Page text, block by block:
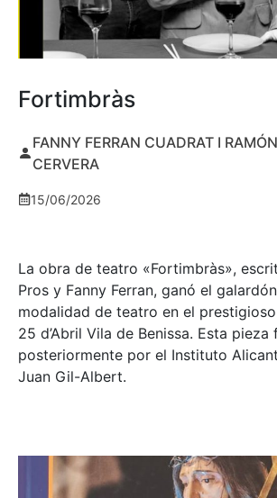
Fortimbràs
FANNY FERRAN CUADRAT I
CERVERA
15/06/2026
La obra de teatro «Fortimbràs»,
Pros y Fanny Ferran, ganó el
modalidad de teatro en el prestigioso
25 d’Abril Vila de Benissa. Esta pieza
posteriormente por el Instituto
Juan Gil-Albert.